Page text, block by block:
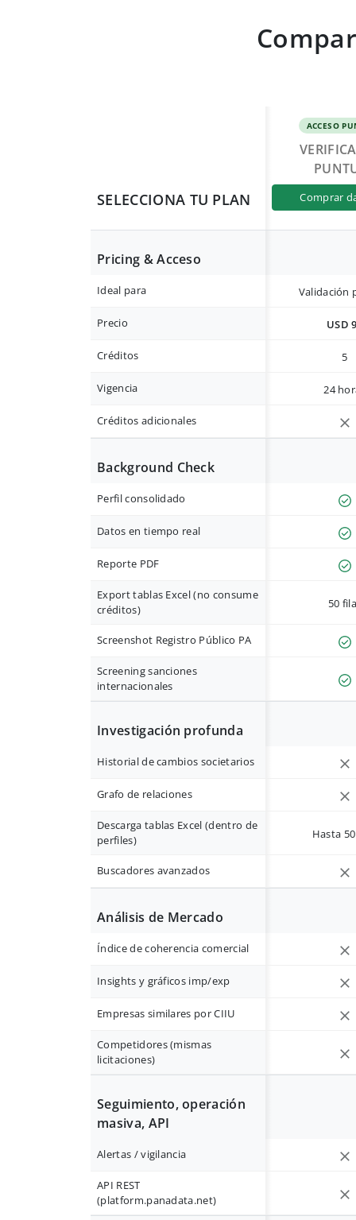
SELECCIONA TU PLAN
ACCESO
comprar
Pricing & Acceso
Ideal para Validación
Precio USD
Créditos 5
Vigencia 24
Créditos adicionales
Background Check
Perfil consolidado
Datos en tiempo real
Reporte PDF
Export tablas Excel (no consume
créditos)
50
Screenshot Registro Público PA
Screening sanciones
internacionales
Investigación profunda
Historial de cambios societarios
Grafo de relaciones
Descarga tablas Excel (dentro de
perfiles)
Hasta
Buscadores avanzados
Análisis de Mercado
Índice de coherencia comercial
Insights y gráficos imp/exp
Empresas similares por CIIU
Competidores (mismas
licitaciones)
Seguimiento, operación
masiva, API
Alertas / vigilancia
API REST
(platform.panadata.net)